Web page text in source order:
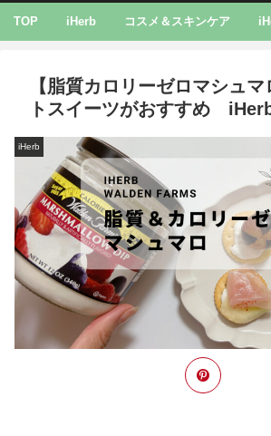
TOP iHerb コスメ＆スキンケア
【脂質カロリーゼロマシュ
トスイーツがおすすめ
iHerb